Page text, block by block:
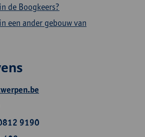
de Boogkeers?
een ander gebouw van
9190